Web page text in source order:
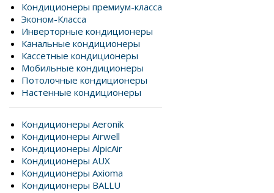
Кондиционеры премиум-класса
Эконом-Класса
Инверторные кондиционеры
Канальные кондиционеры
Кассетные кондиционеры
Мобильные кондиционеры
Потолочные кондиционеры
Настенные кондиционеры
Кондиционеры Aeronik
Кондиционеры Airwell
Кондиционеры AlpicAir
Кондиционеры AUX
Кондиционеры Axioma
Кондиционеры BALLU